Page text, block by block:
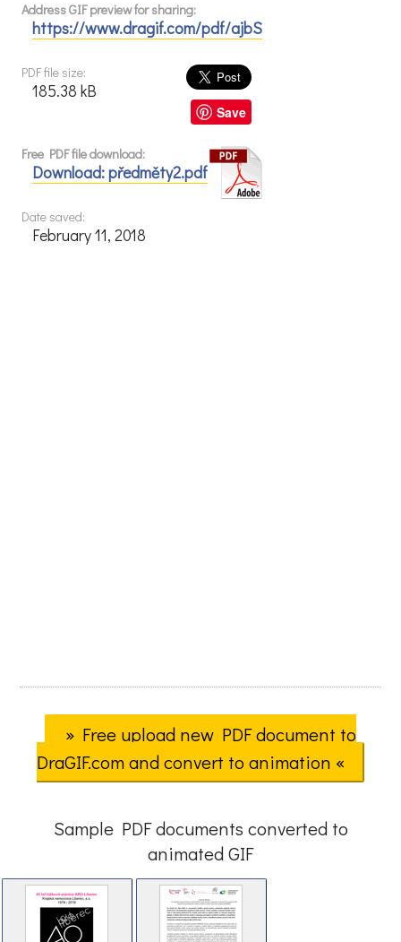
Address GIF preview for sharing:
https://www.dragif.com/pdf/ajbS
Save
PDF file size:
185.38 kB
Free PDF file download:
Download: předměty2.pdf
Date saved:
February 11, 2018
» Free upload new PDF document to
DraGIF.com and convert to animation «
Sample PDF documents converted to
animated GIF